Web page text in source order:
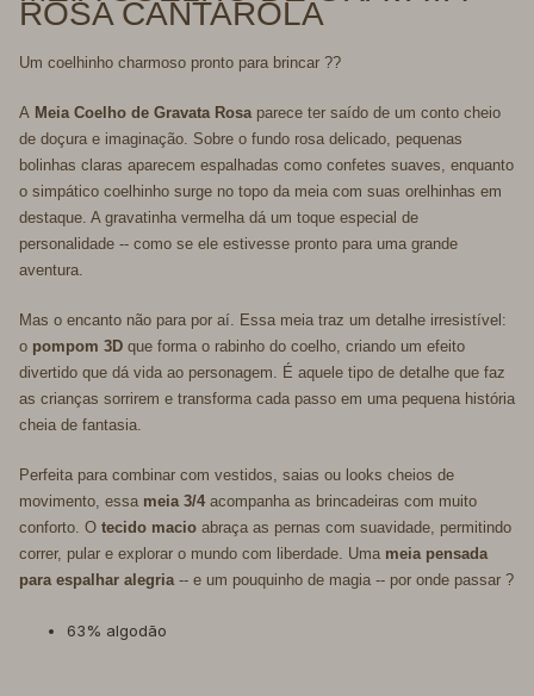
ROSA CANTAROLA
Um coelhinho charmoso pronto para brincar ??
A Meia Coelho de Gravata Rosaparece ter saído de um conto cheio
de doçura e imaginação. Sobre o fundo rosa delicado, pequenas
bolinhas claras aparecem espalhadas como confetes suaves, enquanto
o simpático coelhinho surge no topo da meia com suas orelhinhas em
destaque. A gravatinha vermelha dá um toque especial de
personalidade -- como se ele estivesse pronto para uma grande
aventura.
Mas o encanto não para por aí. Essa meia traz um detalhe irresistível:
o pompom 3D que forma o rabinho do coelho, criando um efeito
divertido que dá vida ao personagem. É aquele tipo de detalhe que faz
as crianças sorrirem e transforma cada passo em uma pequena história
cheia de fantasia.
Perfeita para combinar com vestidos, saias ou looks cheios de
movimento, essa meia 3/4 acompanha as brincadeiras com muito
conforto. O tecido macio abraça as pernas com suavidade, permitindo
correr, pular e explorar o mundo com liberdade. Uma meia pensada
para espalhar alegria-- e um pouquinho de magia -- por onde passar ?
63% algodão